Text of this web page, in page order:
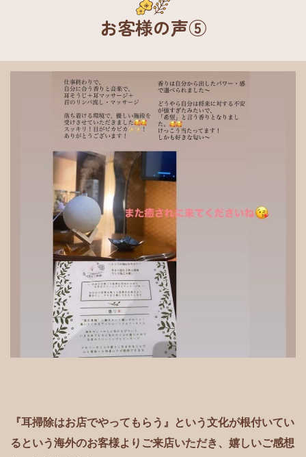
お客様の声⑤
『耳掃除はお店でやってもらう』という文化が根付いてい
るという海外のお客様よりご来店いただき、嬉しいご感想